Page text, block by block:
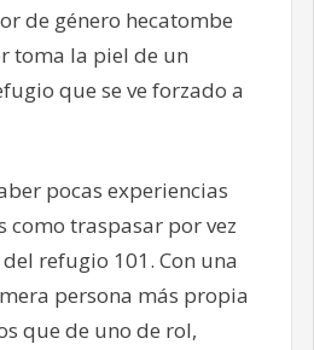
de género hecatombe
toma la piel de un
que se ve forzado a
pocas experiencias
como traspasar por vez
refugio 101. Con una
persona más propia
que de uno de rol,